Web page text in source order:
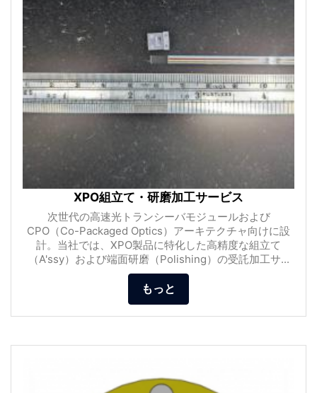
XPO組立て・研磨加工サービス
次世代の高速光トランシーバモジュールおよび
CPO（Co-Packaged Optics）アーキテクチャ向けに設
計。当社では、XPO製品に特化した高精度な組立て
（A'ssy）および端面研磨（Polishing）の受託加工サ...
もっと